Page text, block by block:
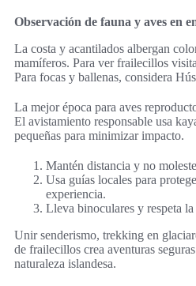
Observación de fauna y aves en
La costa y acantilados albergan
mamíferos. Para ver frailecillos
Para focas y ballenas, considera
La mejor época para aves
El avistamiento responsable usa
pequeñas para minimizar impacto.
Mantén distancia y no
Usa guías locales para
experiencia.
Lleva binoculares y respeta
Unir senderismo, trekking en
de frailecillos crea aventuras
naturaleza islandesa.